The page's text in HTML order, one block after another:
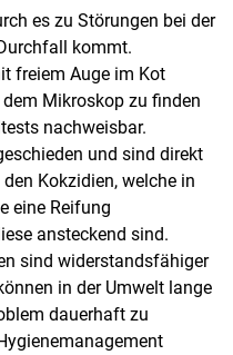
es zu Störungen bei der
kommt.
freiem Auge im Kot
Mikroskop zu finden
nachweisbar.
und sind direkt
Kokzidien, welche in
eine Reifung
ansteckend sind.
sind widerstandsfähiger
in der Umwelt lange
dauerhaft zu